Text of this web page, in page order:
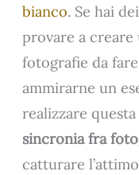
bianco. Se hai
provare a creare
fotografie da
ammirarne un
realizzare
sincronia fra
catturare